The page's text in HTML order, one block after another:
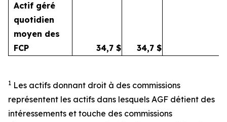
Actif géré
quotidien
moyen des
FCP
34,7 $ 34,7 $
1 Les actifs donnant droit à des commissions
représentent les actifs dans lesquels AGF détient des
intéressements et touche des commissions